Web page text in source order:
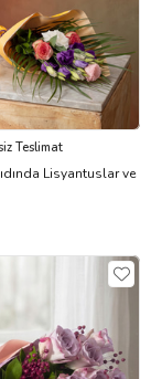
Teslimat
Lisyantuslar ve